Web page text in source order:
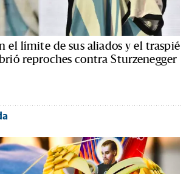
el límite de sus aliados y el traspié
reproches contra Sturzenegger